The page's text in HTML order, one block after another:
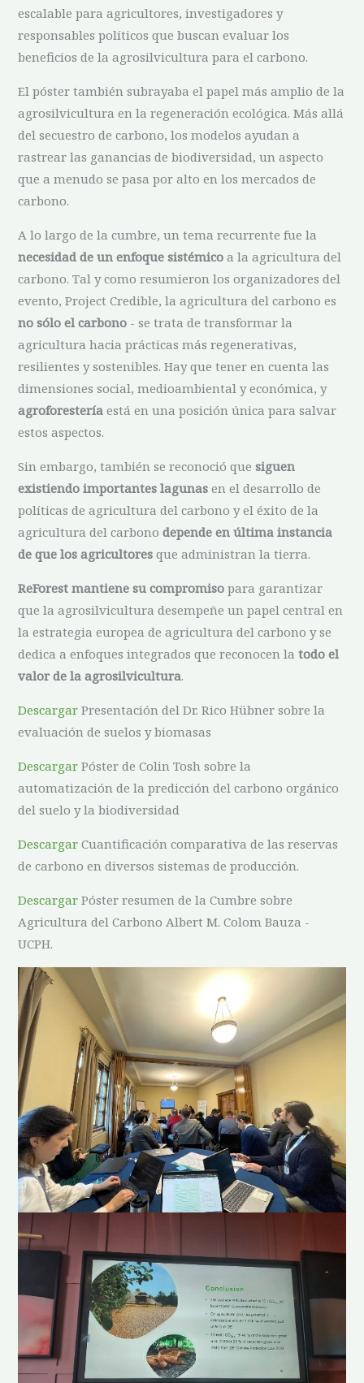
escalable para agricultores, investigadores y
responsables políticos que buscan evaluar los
beneficios de la agrosilvicultura para el carbono.
El póster también subrayaba el papel más amplio de la
agrosilvicultura en la regeneración ecológica. Más allá
del secuestro de carbono, los modelos ayudan a
rastrear las ganancias de biodiversidad, un aspecto
que a menudo se pasa por alto en los mercados de
carbono.
A lo largo de la cumbre, un tema recurrente fue la
necesidad de un enfoque sistémico a la agricultura del
carbono. Tal y como resumieron los organizadores del
evento, Project Credible, la agricultura del carbono es
no sólo el carbono - se trata de transformar la
agricultura hacia prácticas más regenerativas,
resilientes y sostenibles. Hay que tener en cuenta las
dimensiones social, medioambiental y económica, y
agroforestería está en una posición única para salvar
estos aspectos.
Sin embargo, también se reconoció quesiguen
existiendo importantes lagunas en el desarrollo de
políticas de agricultura del carbono y el éxito de la
agricultura del carbonodepende en última instancia
de que los agricultores que administran la tierra.
ReForest mantiene su compromiso para garantizar
que la agrosilvicultura desempeñe un papel central en
la estrategia europea de agricultura del carbono y se
dedica a enfoques integrados que reconocen latodo el
valor de la agrosilvicultura.
DescargarPresentación del Dr. Rico Hübner sobre la
evaluación de suelos y biomasas
Descargar Póster de Colin Tosh sobre la
automatización de la predicción del carbono orgánico
del suelo y la biodiversidad
DescargarCuantificación comparativa de las reservas
de carbono en diversos sistemas de producción.
DescargarPóster resumen de la Cumbre sobre
Agricultura del Carbono Albert M. Colom Bauza -
UCPH.